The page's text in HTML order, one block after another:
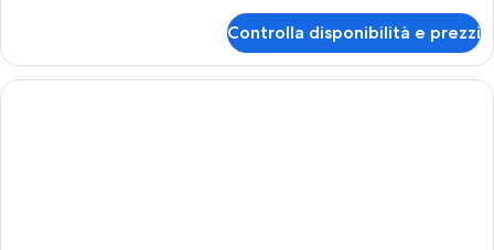
Controlla disponibilità e prezzi